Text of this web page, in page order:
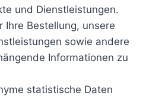
und Dienstleistungen.
Ihre Bestellung, unsere
sowie andere
Informationen zu
statistische Daten